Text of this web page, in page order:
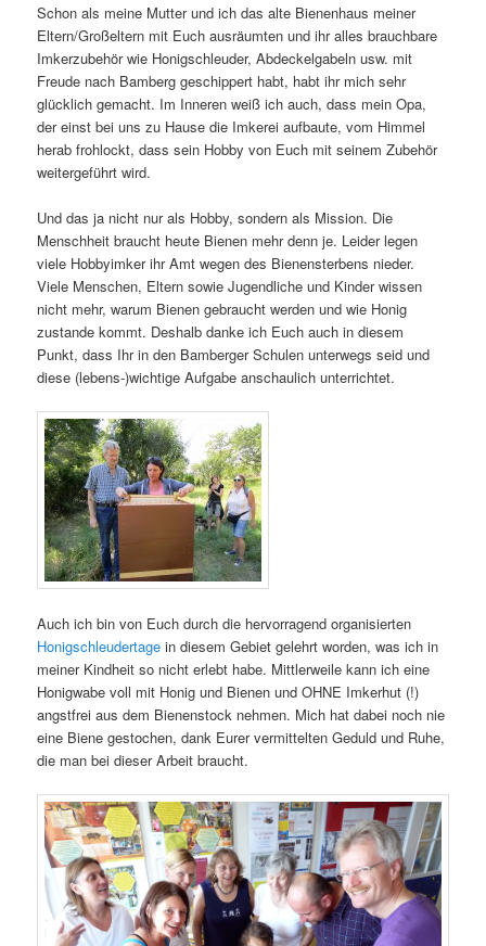
Schon als meine Mutter und ich das alte Bienenhaus meiner
Eltern/Großeltern mit Euch ausräumten und ihr alles brauchbare
Imkerzubehör wie Honigschleuder, Abdeckelgabeln usw. mit
Freude nach Bamberg geschippert habt, habt ihr mich sehr
glücklich gemacht. Im Inneren weiß ich auch, dass mein Opa,
der einst bei uns zu Hause die Imkerei aufbaute, vom Himmel
herab frohlockt, dass sein Hobby von Euch mit seinem Zubehör
weitergeführt wird.
Und das ja nicht nur als Hobby, sondern als Mission. Die
Menschheit braucht heute Bienen mehr denn je. Leider legen
viele Hobbyimker ihr Amt wegen des Bienensterbens nieder.
Viele Menschen, Eltern sowie Jugendliche und Kinder wissen
nicht mehr, warum Bienen gebraucht werden und wie Honig
zustande kommt. Deshalb danke ich Euch auch in diesem
Punkt, dass Ihr in den Bamberger Schulen unterwegs seid und
diese (lebens-)wichtige Aufgabe anschaulich unterrichtet.
Auch ich bin von Euch durch die hervorragend organisierten
Honigschleudertage in diesem Gebiet gelehrt worden, was ich in
meiner Kindheit so nicht erlebt habe. Mittlerweile kann ich eine
Honigwabe voll mit Honig und Bienen und OHNE Imkerhut (!)
angstfrei aus dem Bienenstock nehmen. Mich hat dabei noch nie
eine Biene gestochen, dank Eurer vermittelten Geduld und Ruhe,
die man bei dieser Arbeit braucht.